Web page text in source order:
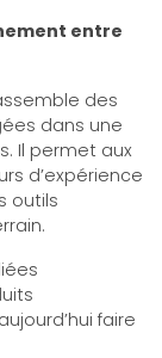
entre
des
dans une
Il permet aux
d’expérience
outils
faire